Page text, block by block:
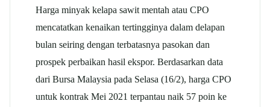
Harga minyak kelapa sawitmentah atau CPO
mencatatkan kenaikan tertingginya dalam delapan
bulan seiring dengan terbatasnya pasokan dan
prospek perbaikan hasil ekspor. Berdasarkan data
dari Bursa Malaysia pada Selasa (16/2), harga CPO
untuk kontrak Mei 2021 terpantau naik 57 poin ke